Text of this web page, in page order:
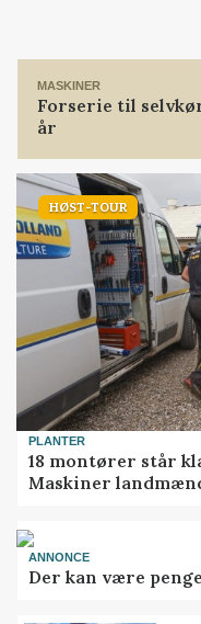
MASKINER
Forserie til
år
HØST-TOUR
PLANTER
18 montører står
Maskiner
ANNONCE
Der kan være